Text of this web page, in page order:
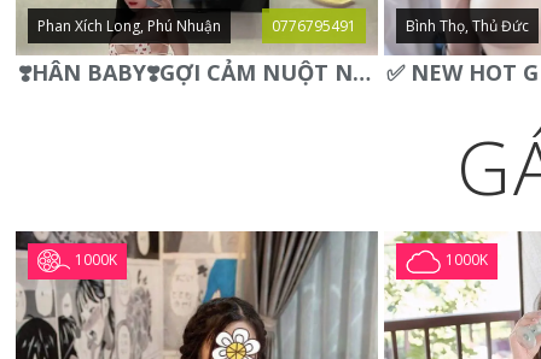
Phan Xích Long, Phú Nhuận 0776795491
❣️HÂN BABY❣️GỢI CẢM NUỘT NÀ DÁNG SON XINH XINH QUYẾN RŨ
Bình Thọ, Thủ Đức
1000K 1000K